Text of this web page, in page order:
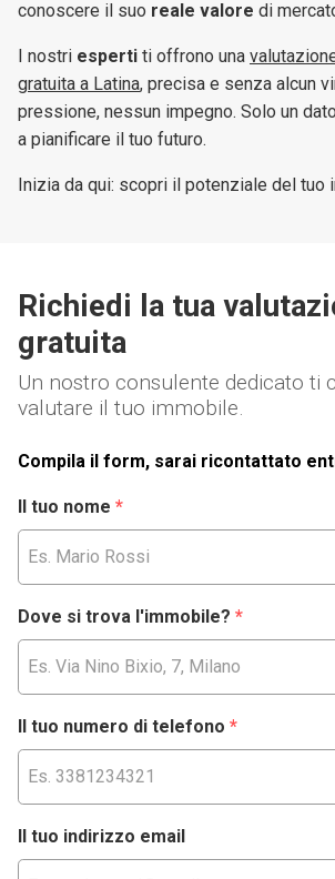
conoscere il suo reale valore di
I nostri esperti ti offrono una
gratuita a Latina, precisa e senza alcun
pressione, nessun impegno. Solo un
a pianificare il tuo futuro.
Inizia da qui: scopri il potenziale del tuo
Richiedi la tua
gratuita
Un nostro consulente dedicato ti
valutare il tuo immobile.
Compila il form, sarai ricontattato
Il tuo nome *
Dove si trova l'immobile? *
Il tuo numero di telefono *
Il tuo indirizzo email